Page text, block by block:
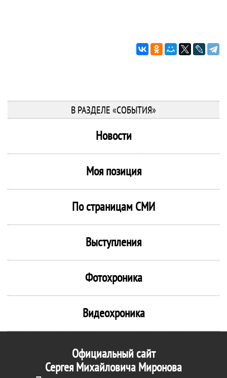
В РАЗДЕЛЕ «СОБЫТИЯ»
Новости
Моя позиция
По страницам СМИ
Выступления
Фотохроника
Видеохроника
Официальный сайт
Сергея Михайловича Миронова